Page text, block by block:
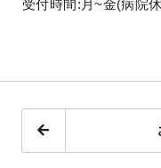
受付時間:月~金(病院